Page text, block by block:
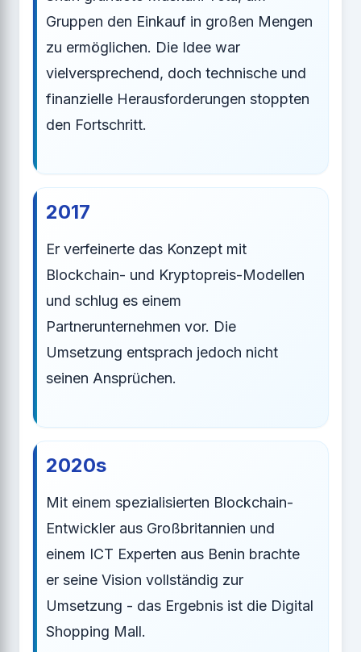
Gruppen den Einkauf in großen Mengen
zu ermöglichen. Die Idee war
vielversprechend, doch technische und
finanzielle Herausforderungen stoppten
den Fortschritt.
2017
Er verfeinerte das Konzept mit
Blockchain- und Kryptopreis-Modellen
und schlug es einem
Partnerunternehmen vor. Die
Umsetzung entsprach jedoch nicht
seinen Ansprüchen.
2020s
Mit einem spezialisierten Blockchain-
Entwickler aus Großbritannien und
einem ICT Experten aus Benin brachte
er seine Vision vollständig zur
Umsetzung - das Ergebnis ist die Digital
Shopping Mall.